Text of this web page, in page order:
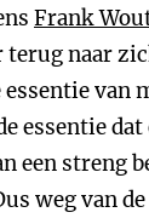
Frank
terug naar
van
essentie
een streng
weg van de